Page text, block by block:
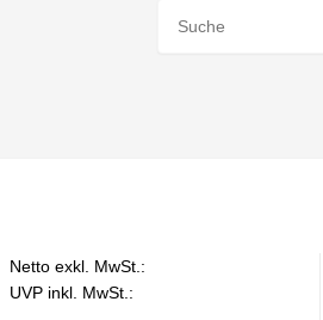
Netto exkl. MwSt.:
UVP inkl. MwSt.: